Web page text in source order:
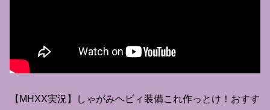
【MHXX実況】しゃがみヘビィ装備これ作っとけ！おすす